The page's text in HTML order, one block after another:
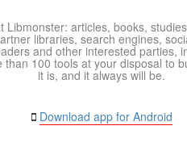
articles, books,
libraries, search engines,
and other interested parties,
100 tools at your disposal to
it is, and it always will be.
Download app for Android